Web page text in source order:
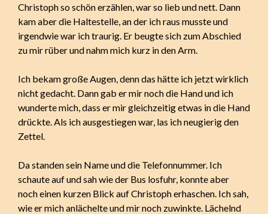
Christoph so schön erzählen, war so lieb und nett. Dann
kam aber die Haltestelle, an der ich raus musste und
irgendwie war ich traurig. Er beugte sich zum Abschied
zu mir rüber und nahm mich kurz in den Arm.
Ich bekam große Augen, denn das hätte ich jetzt wirklich
nicht gedacht. Dann gab er mir noch die Hand und ich
wunderte mich, dass er mir gleichzeitig etwas in die Hand
drückte. Als ich ausgestiegen war, las ich neugierig den
Zettel.
Da standen sein Name und die Telefonnummer. Ich
schaute auf und sah wie der Bus losfuhr, konnte aber
noch einen kurzen Blick auf Christoph erhaschen. Ich sah,
wie er mich anlächelte und mir noch zuwinkte. Lächelnd